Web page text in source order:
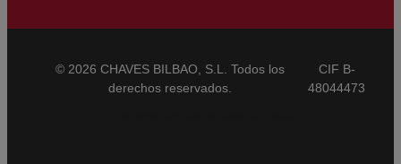
© 2026 CHAVES BILBAO, S.L. Todos los
derechos reservados.
CIF B-
48044473